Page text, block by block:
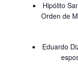
Hipólito
Orden de
Eduardo